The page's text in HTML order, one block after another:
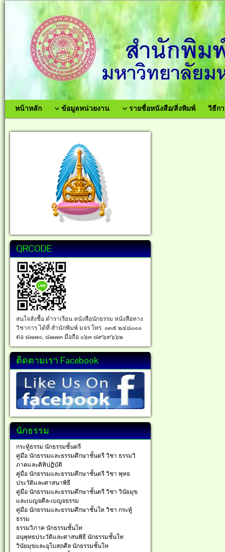
หน้าหลัก ข้อมูลหน่วยงาน รายชื่อหนังสือ/สิ่งพิมพ์ วิธีก
QRCODE
สนใจสั่งซื้อ ตำราเรียน หนังสือนักธรรม หนังสือทาง
วิชาการ ได้ที่ สำนักพิมพ์ มจร โทร. ๐๓๕ ๒๔๘๐๐๐
ต่อ ๘๗๗๐, ๘๗๗๓ มือถือ ๐๖๓ ๘๙๖๙๖๖๒
ติดตามเรา Facebook
นักธรรม
กระทู้ธรรม นักธรรมชั้นตรี
คู่มือ นักธรรมและธรรมศึกษาชั้นตรี วิชา ธรรมวิ
ภาคและคิหิปฏิบัติ
คู่มือ นักธรรมและธรรมศึกษาชั้นตรี วิชา พุทธ
ประวัติและศาสนาพิธี
คู่มือ นักธรรมและธรรมศึกษาชั้นตรี วิชา วินัยมุข
และเบญจศีล-เบญจธรรม
คู่มือ นักธรรมและธรรมศึกษาชั้นโท วิชา กระทู้
ธรรม
ธรรมวิภาค นักธรรมชั้นโท
อนุพุทธประวัติและศาสนพิธี นักธรรมชั้นโท
วินัยมุขและอุโบสถศีล นักธรรมชั้นโท